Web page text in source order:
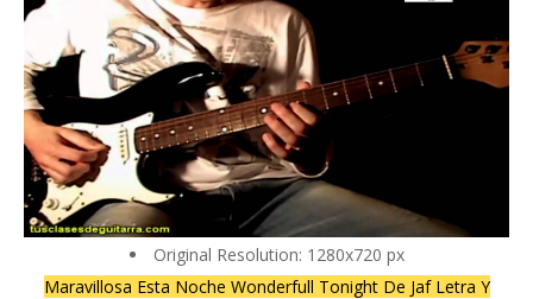
Original Resolution: 1280x720 px
Maravillosa Esta Noche Wonderfull Tonight De Jaf Letra Y